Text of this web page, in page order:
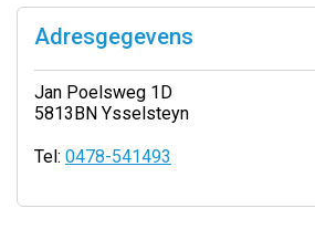
Adresgegevens
Jan Poelsweg 1D
5813BN Ysselsteyn
Tel: 0478-541493